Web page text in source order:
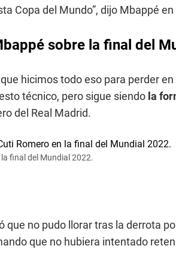
Copa del Mundo”, dijo Mbappé
sobre la final del
hicimos todo eso para perder
técnico, pero sigue siendo la
del Real Madrid.
final del Mundial 2022.
que no pudo llorar tras la derrota
que no hubiera intentado